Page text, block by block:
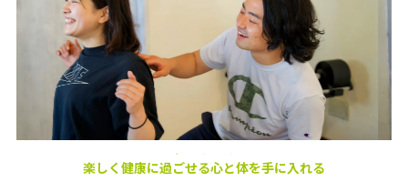
楽しく健康に過ごせる心と体を手に入れる